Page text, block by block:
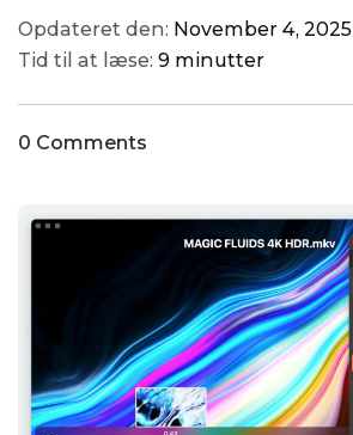
Opdateret den: November 4, 2025
Tid til at læse: 9 minutter
0 Comments